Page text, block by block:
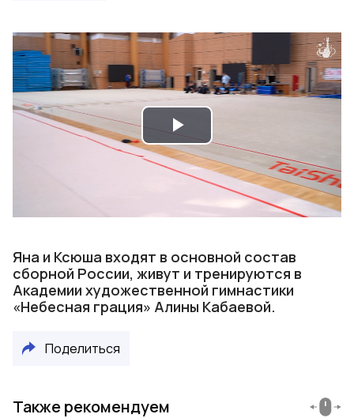
Play
Video
Яна и Ксюша входят в основной состав
сборной России, живут и тренируются в
Академии художественной гимнастики
«Небесная грация» Алины Кабаевой.
Поделиться
Также рекомендуем